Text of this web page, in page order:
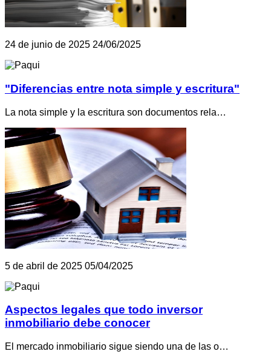
24 de junio de 2025 24/06/2025
"Diferencias entre nota simple y escritura"
La nota simple y la escritura son documentos rela…
5 de abril de 2025 05/04/2025
Aspectos legales que todo inversor
inmobiliario debe conocer
El mercado inmobiliario sigue siendo una de las o…